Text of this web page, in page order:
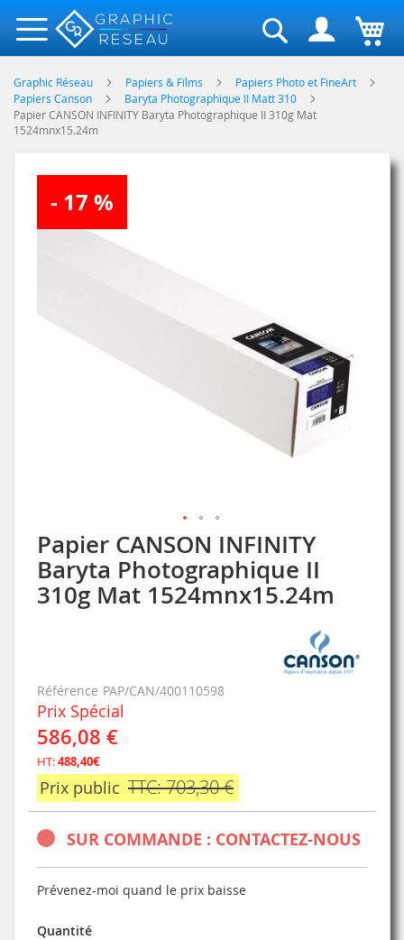
Rechercher
Graphic Réseau Papiers & Films
Papiers Photo et FineArt
Papiers Canson
Baryta Photographique II Matt 310
Papier CANSON INFINITY Baryta Photographique II 310g Mat
1524mnx15.24m
Papier CANSON INFINITY
Baryta Photographique II
310g Mat 1524mnx15.24m
Référence PAP/CAN/400110598
Prix Spécial
586,08 €
HT:488,40€
Prix public TTC: 703,30 €
SUR COMMANDE : CONTACTEZ-NOUS
Prévenez-moi quand le prix baisse
Quantité
- 17 %
Skip
to
the
beginning